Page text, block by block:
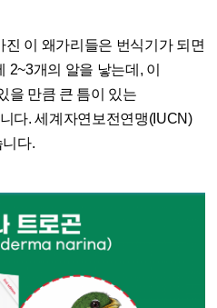
이 왜가리들은 번식기가 되면
2~3개의 알을 낳는데, 이
을 만큼 큰 틈이 있는
다. 세계자연보전연맹(IUCN)
다.